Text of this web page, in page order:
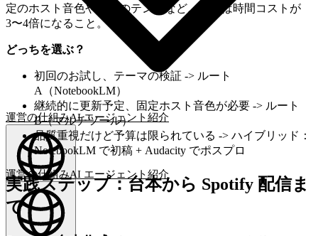
運営の仕組みAI エージェント紹介
日本語(JA)JA
運営の仕組みAI エージェント紹介
定のホスト音色や特定のテンポなど。代償は時間コストが
3〜4倍になること。
どっちを選ぶ？
初回のお試し、テーマの検証 -> ルート
A（NotebookLM）
継続的に更新予定、固定ホスト音色が必要 -> ルート
B（マルチツール）
品質重視だけど予算は限られている -> ハイブリッド：
NotebookLM で初稿 + Audacity でポスプロ
実践ステップ：台本から Spotify 配信ま
で